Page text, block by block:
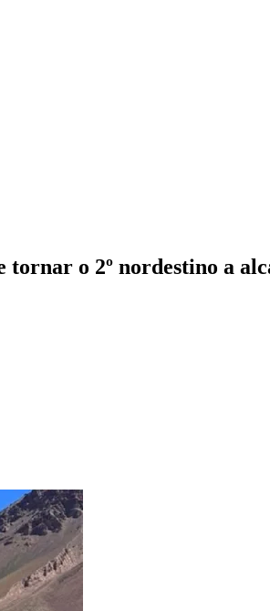
o 2º nordestino a